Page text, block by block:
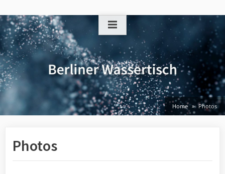
to
content
Home Photos
Photos